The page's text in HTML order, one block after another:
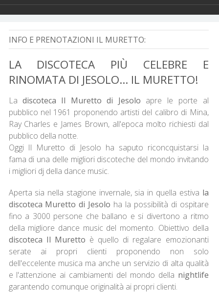
INFO E PRENOTAZIONI IL MURETTO:
LA DISCOTECA PIÙ CELEBRE E
RINOMATA DI JESOLO... IL MURETTO!
La discoteca Il Muretto di Jesolo apre le porte al
pubblico nel 1961 proponendo artisti del calibro di Mina,
Ray Charles e James Brown, all'epoca molto richiesti dal
pubblico della notte.
Oggi Il Muretto di Jesolo ha saputo riconcquistarsi la
fama di una delle migliori discoteche del mondo invitando
i migliori dj della dance music.
Aperta sia nella stagione invernale, sia in quella estiva la
discoteca Muretto di Jesolo ha la possibilità di ospitare
fino a 3000 persone che ballano e si divertono a ritmo
della migliore dance music del momento. Obiettivo della
discoteca Il Muretto è quello di regalare emozionanti
serate ai propri clienti proponendo non solo
dell'eccelente musica ma anche un servizio di alta qualità
e l'attenzione ai cambiamenti del mondo della nightlife
garantendo comunque originalità ai propri clienti.